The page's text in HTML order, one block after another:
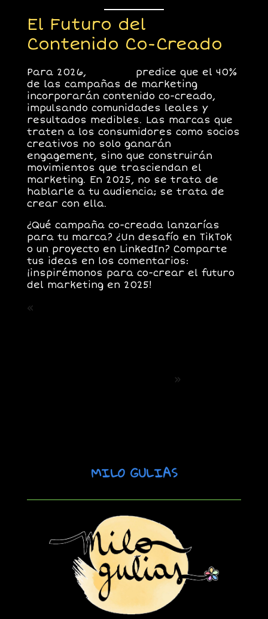
El Futuro del
Contenido Co-Creado
Para 2026, predice que el 40%
de las campañas de marketing
incorporarán contenido co-creado,
impulsando comunidades leales y
resultados medibles. Las marcas que
traten a los consumidores como socios
creativos no solo ganarán
engagement, sino que construirán
movimientos que trasciendan el
marketing. En 2025, no se trata de
hablarle a tu audiencia; se trata de
crear con ella.
¿Qué campaña co-creada lanzarías
para tu marca? ¿Un desafío en TikTok
o un proyecto en LinkedIn? Comparte
tus ideas en los comentarios:
¡inspirémonos para co-crear el futuro
del marketing en 2025!
«
»
MILO GULIAS